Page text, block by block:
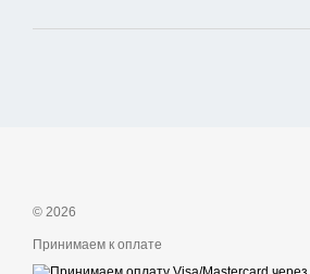
© 2026
Принимаем к оплате